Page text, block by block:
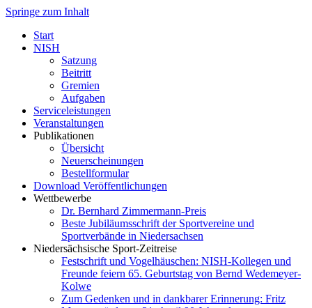
Springe zum Inhalt
Start
NISH
Satzung
Beitritt
Gremien
Aufgaben
Serviceleistungen
Veranstaltungen
Publikationen
Übersicht
Neuerscheinungen
Bestellformular
Download Veröffentlichungen
Wettbewerbe
Dr. Bernhard Zimmermann-Preis
Beste Jubiläumsschrift der Sportvereine und
Sportverbände in Niedersachsen
Niedersächsische Sport-Zeitreise
Festschrift und Vogelhäuschen: NISH-Kollegen und
Freunde feiern 65. Geburtstag von Bernd Wedemeyer-
Kolwe
Zum Gedenken und in dankbarer Erinnerung: Fritz